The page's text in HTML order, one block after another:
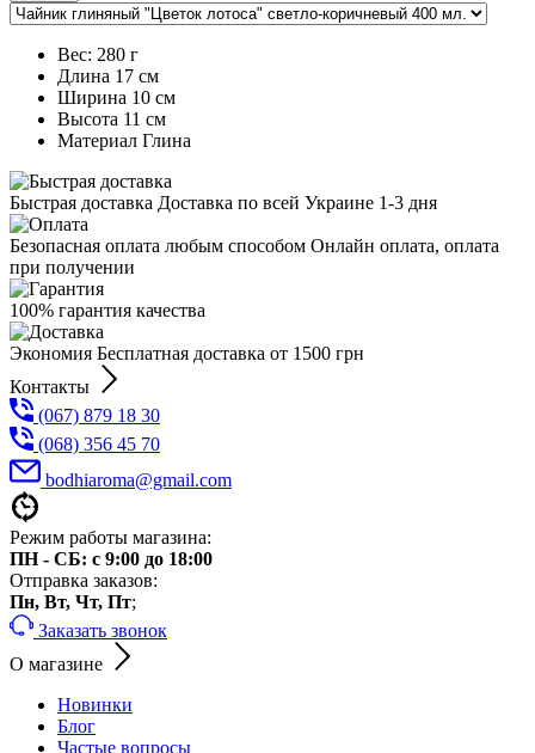
Вес: 280 г
Длина 17 см
Ширина 10 см
Высота 11 см
Maтериал Глина
Быстрая доставка Доставка по всей Украине 1-3 дня
Безопасная оплата любым способом Онлайн оплата, оплата
при получении
100% гарантия качества
Экономия Бесплатная доставка от 1500 грн
Контакты
(067) 879 18 30
(068) 356 45 70
bodhiaroma@gmail.com
Режим работы магазина:
ПН - СБ: с 9:00 до 18:00
Отправка заказов:
Пн, Вт, Чт, Пт;
Заказать звонок
О магазине
Новинки
Блог
Частые вопросы